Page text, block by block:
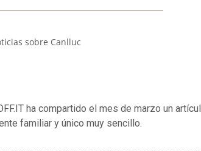
sobre Canlluc
ha compartido el mes de marzo un
familiar y único muy sencillo.